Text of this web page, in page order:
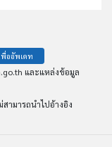
ออัพเดท
และแหล่งข้อมูล
ามารถนำไปอ้างอิง